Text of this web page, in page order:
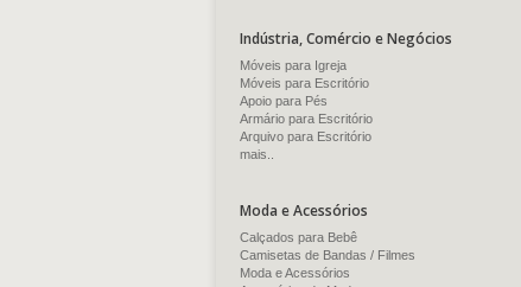
Indústria, Comércio e Negócios
Móveis para Igreja
Móveis para Escritório
Apoio para Pés
Armário para Escritório
Arquivo para Escritório
mais..
Moda e Acessórios
Calçados para Bebê
Camisetas de Bandas / Filmes
Moda e Acessórios